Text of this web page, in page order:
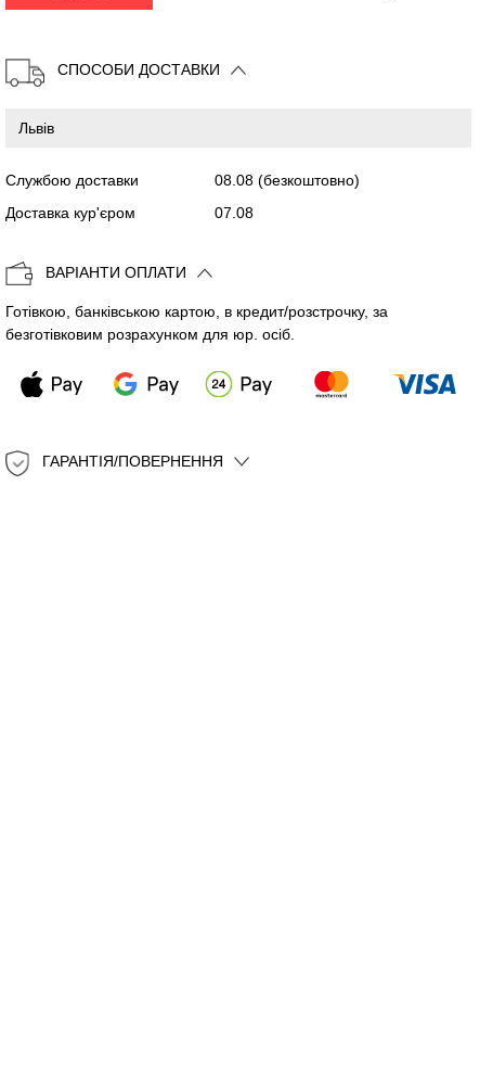
СПОСОБИ ДОСТАВКИ
Службою доставки 08.08 (безкоштовно)
Доставка кур'єром
07.08
ВАРІАНТИ ОПЛАТИ
Готівкою, банківською картою, в кредит/розстрочку, за
безготівковим розрахунком для юр. осіб.
ГАРАНТІЯ/ПОВЕРНЕННЯ